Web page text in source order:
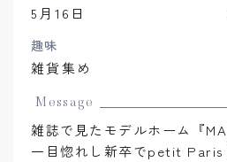
5月16日
趣味
雑貨集め
Message
雑誌で見たモデルホーム『
一目惚れし新卒でpetit Paris